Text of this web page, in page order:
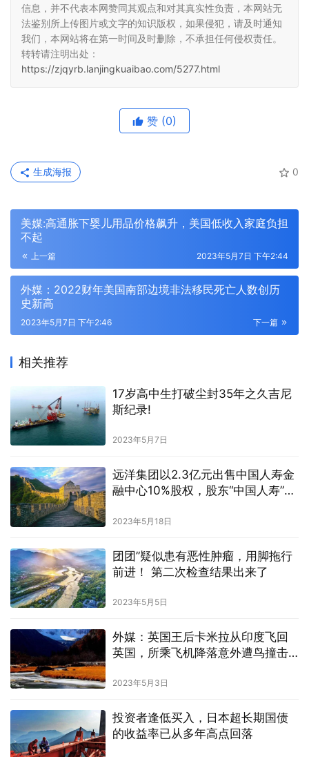
信息，并不代表本网赞同其观点和对其真实性负责，本网站无
法鉴别所上传图片或文字的知识版权，如果侵犯，请及时通知
我们，本网站将在第一时间及时删除，不承担任何侵权责任。
转转请注明出处：
https://zjqyrb.lanjingkuaibao.com/5277.html
赞 (0)
0
生成海报
美媒:高通胀下婴儿用品价格飙升，美国低收入家庭负担
不起
上一篇 2023年5月7日 下午2:44
外媒：2022财年美国南部边境非法移民死亡人数创历
史新高
下一篇
2023年5月7日 下午2:46
相关推荐
17岁高中生打破尘封35年之久吉尼
斯纪录!
2023年5月7日
远洋集团以2.3亿元出售中国人寿金
融中心10%股权，股东“中国人寿”接
2023年5月18日
团团”疑似患有恶性肿瘤，用脚拖行
前进！ 第二次检查结果出来了
2023年5月5日
外媒：英国王后卡米拉从印度飞回
英国，所乘飞机降落意外遭鸟撞击
2023年5月3日
投资者逢低买入，日本超长期国债
的收益率已从多年高点回落